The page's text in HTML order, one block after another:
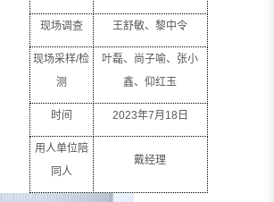
现场调查 王舒敏、黎中令
现场采样/检
测
叶磊、尚子喻、张小
鑫、仰红玉
时间 2023年7月 18 日
用人单位陪
同人
戴经理